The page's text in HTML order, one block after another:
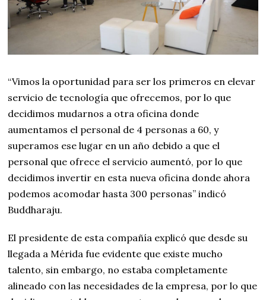
“Vimos la oportunidad para ser los primeros en elevar
servicio de tecnología que ofrecemos, por lo que
decidimos mudarnos a otra oficina donde
aumentamos el personal de 4 personas a 60, y
superamos ese lugar en un año debido a que el
personal que ofrece el servicio aumentó, por lo que
decidimos invertir en esta nueva oficina donde ahora
podemos acomodar hasta 300 personas” indicó
Buddharaju.
El presidente de esta compañía explicó que desde su
llegada a Mérida fue evidente que existe mucho
talento, sin embargo, no estaba completamente
alineado con las necesidades de la empresa, por lo que